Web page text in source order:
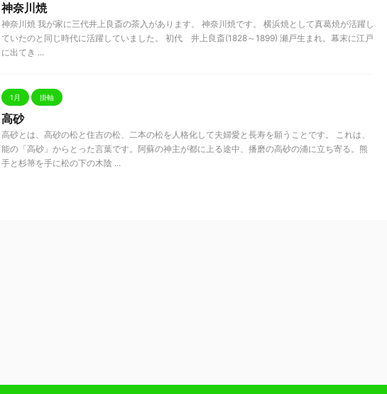
神奈川焼
神奈川焼 我が家に三代井上良斎の茶入があります。 神奈川焼です。 横浜焼として真葛焼が活躍し
ていたのと同じ時代に活躍していました。 初代 井上良斎(1828～1899) 瀬戸生まれ。幕末に江戸
に出てき ...
1月 掛軸
高砂
高砂とは、高砂の松と住吉の松、二本の松を人格化して夫婦愛と長寿を願うことです。 これは、
能の「高砂」からとった言葉です。阿蘇の神主が都に上る途中、播磨の高砂の浦に立ち寄る。熊
手と杉箒を手に松の下の木陰 ...